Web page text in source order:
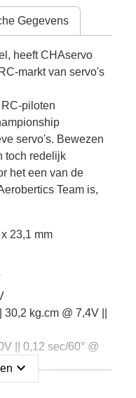
Gegevens
heeft CHAservo
markt van servo's
piloten
servo's. Bewezen
toch redelijk
het een van de
Team is,
23,1 mm
kg.cm @ 7,4V ||
|| 0,12 sec/60° @
4,8 A @ 7,4 V || 5,8 A
expand_more